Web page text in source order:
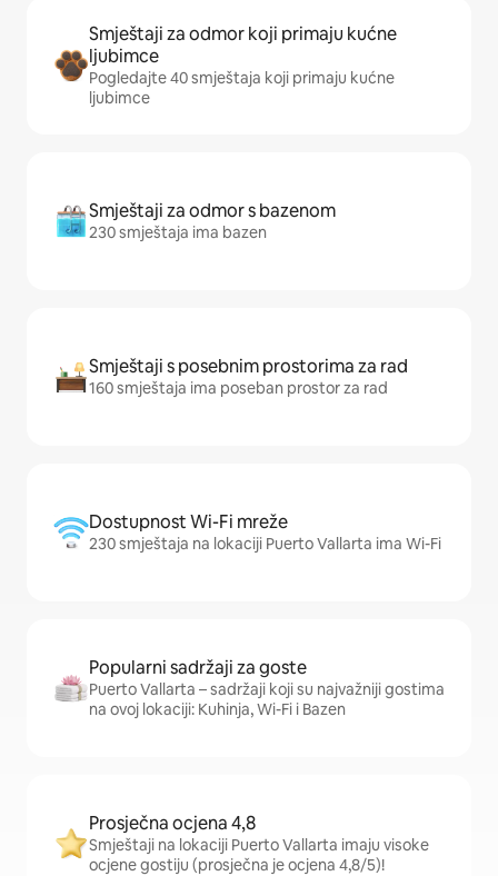
Smještaji za odmor koji primaju kućne
ljubimce
Pogledajte 40 smještaja koji primaju kućne
ljubimce
Smještaji za odmor s bazenom
230 smještaja ima bazen
Smještaji s posebnim prostorima za rad
160 smještaja ima poseban prostor za rad
Dostupnost Wi-Fi mreže
230 smještaja na lokaciji Puerto Vallarta ima Wi-Fi
Popularni sadržaji za goste
Puerto Vallarta – sadržaji koji su najvažniji gostima
na ovoj lokaciji: Kuhinja, Wi-Fi i Bazen
Prosječna ocjena 4,8
Smještaji na lokaciji Puerto Vallarta imaju visoke
ocjene gostiju (prosječna je ocjena 4,8/5)!